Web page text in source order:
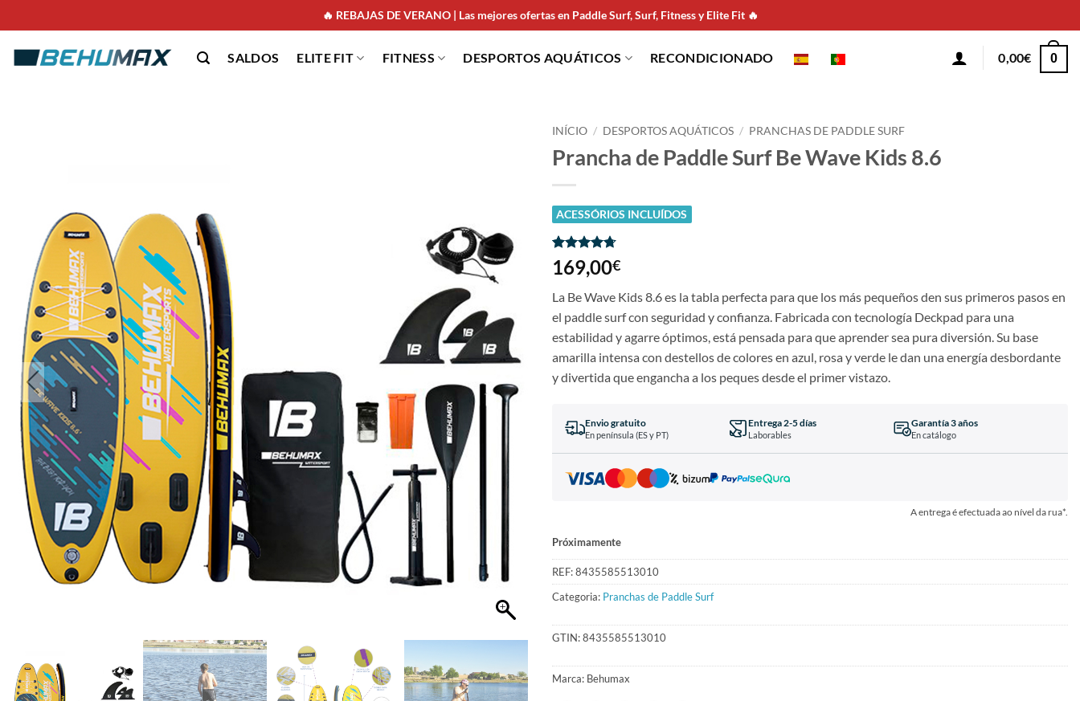
🔥 REBAJAS DE VERANO | Las mejores ofertas en Paddle Surf, Surf, Fitness y Elite Fit 🔥
SALDOS ELITE FIT FITNESS DESPORTOS AQUÁTICOS RECONDICIONADO 0,00€ 0
INÍCIO / DESPORTOS AQUÁTICOS / PRANCHAS DE PADDLE SURF
Prancha de Paddle Surf Be Wave Kids 8.6
ACESSÓRIOS INCLUÍDOS
Classificado
com4.67
base em
3
classificações
de clientes
169,00€
La Be Wave Kids 8.6 es la tabla perfecta para que los más pequeños den sus primeros pasos en
el paddle surf con seguridad y confianza. Fabricada con tecnología Deckpad para una
estabilidad y agarre óptimos, está pensada para que aprender sea pura diversión. Su base
amarilla intensa con destellos de colores en azul, rosa y verde le dan una energía desbordante
y divertida que engancha a los peques desde el primer vistazo.
Envio gratuito
En península (ES y PT)
Entrega 2-5 días
Laborables
Garantía 3 años
En catálogo
A entrega é efectuada ao nível da rua*.
Próximamente
REF:8435585513010
Categoria: Pranchas de Paddle Surf
GTIN:8435585513010
Marca: Behumax